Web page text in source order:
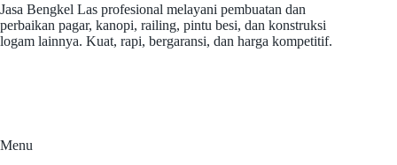
Jasa Bengkel Las profesional melayani pembuatan dan
perbaikan pagar, kanopi, railing, pintu besi, dan konstruksi
logam lainnya. Kuat, rapi, bergaransi, dan harga kompetitif.
Menu